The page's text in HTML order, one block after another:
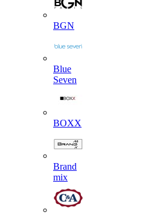
BGN
Blue
Seven
BOXX
Brand
mix